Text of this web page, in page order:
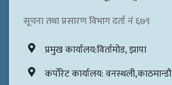
सूचना तथा प्रसारण विभाग दर्ता नं ६७९
प्रमुख कार्यालय:विर्तामोड, झापा
कर्पोरेट कार्यालय: वनस्थली,काठमान्डौ